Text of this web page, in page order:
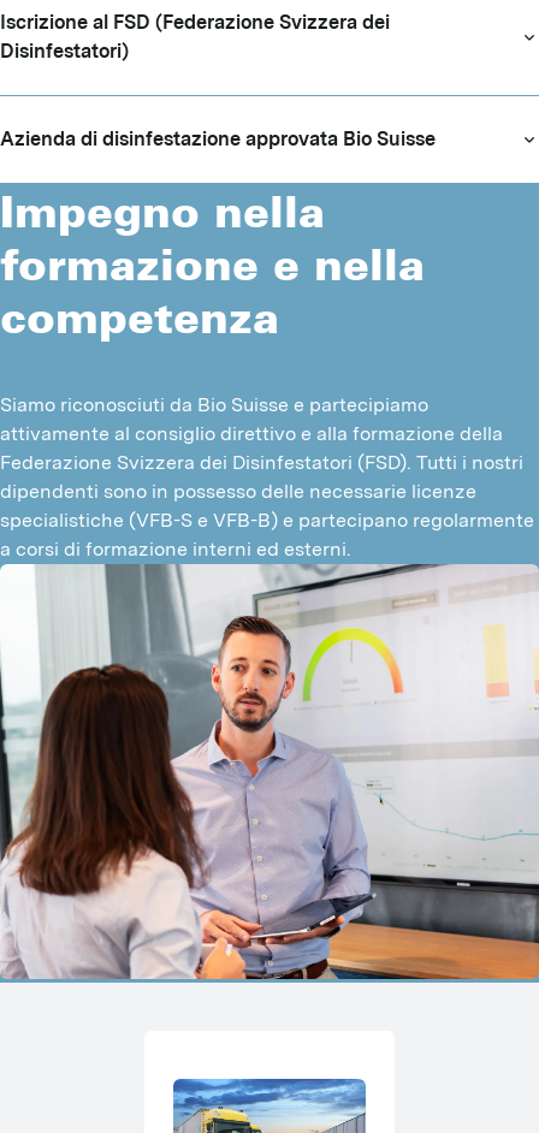
Iscrizione al FSD (Federazione Svizzera dei
Disinfestatori)
Azienda di disinfestazione approvata Bio Suisse
Impegno nella
formazione e nella
competenza
Siamo riconosciuti da Bio Suisse e partecipiamo
attivamente al consiglio direttivo e alla formazione della
Federazione Svizzera dei Disinfestatori (FSD). Tutti i nostri
dipendenti sono in possesso delle necessarie licenze
specialistiche (VFB-S e VFB-B) e partecipano regolarmente
a corsi di formazione interni ed esterni.